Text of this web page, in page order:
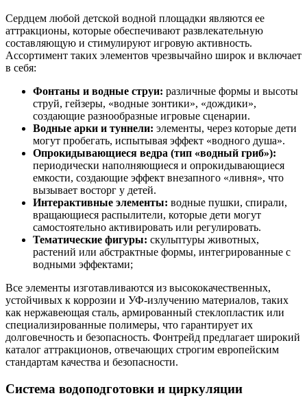
Сердцем любой детской водной площадки являются ее
аттракционы, которые обеспечивают развлекательную
составляющую и стимулируют игровую активность.
Ассортимент таких элементов чрезвычайно широк и включает
в себя:
Фонтаны и водные струи: различные формы и высоты
струй, гейзеры, «водные зонтики», «дождики»,
создающие разнообразные игровые сценарии.
Водные арки и туннели: элементы, через которые дети
могут пробегать, испытывая эффект «водного душа».
Опрокидывающиеся ведра (тип «водный гриб»):
периодически наполняющиеся и опрокидывающиеся
емкости, создающие эффект внезапного «ливня», что
вызывает восторг у детей.
Интерактивные элементы: водные пушки, спирали,
вращающиеся распылители, которые дети могут
самостоятельно активировать или регулировать.
Тематические фигуры: скульптуры животных,
растений или абстрактные формы, интегрированные с
водными эффектами;
Все элементы изготавливаются из высококачественных,
устойчивых к коррозии и УФ-излучению материалов, таких
как нержавеющая сталь, армированный стеклопластик или
специализированные полимеры, что гарантирует их
долговечность и безопасность. Фонтрейд предлагает широкий
каталог аттракционов, отвечающих строгим европейским
стандартам качества и безопасности.
Система водоподготовки и циркуляции